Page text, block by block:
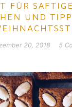
FÜR
UND
20, 2018 5